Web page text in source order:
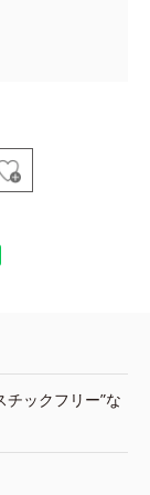
ックフリー”な